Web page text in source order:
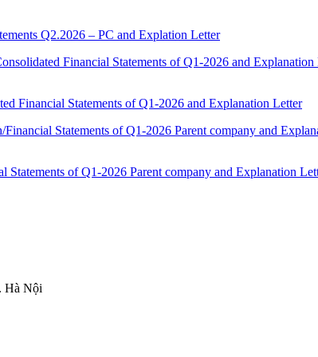
Q2.2026 – PC and Explation Letter
Financial Statements of Q1-2026 and Explanation Letter
of Q1-2026 Parent company and Explanation
Hà Nội